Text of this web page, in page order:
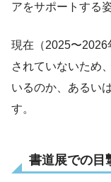
アをサポートする
現在（2025〜
されていないため
いるのか、あるい
す。
書道展での目